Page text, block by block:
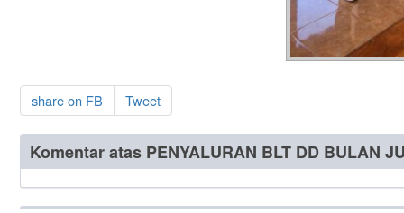
share on FB Tweet
Komentar atas PENYALURAN BLT DD BULAN